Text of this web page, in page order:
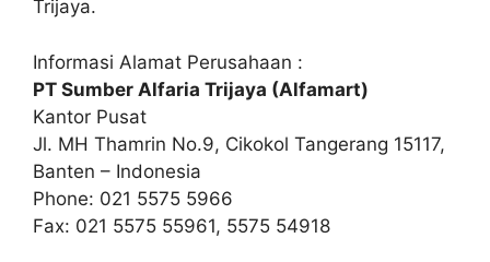
Trijaya.
Informasi Alamat Perusahaan :
PT Sumber Alfaria Trijaya (Alfamart)
Kantor Pusat
Jl. MH Thamrin No.9, Cikokol Tangerang 15117,
Banten – Indonesia
Phone: 021 5575 5966
Fax: 021 5575 55961, 5575 54918